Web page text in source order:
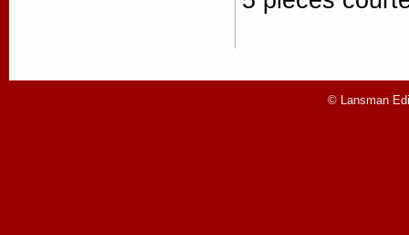
© Lansman